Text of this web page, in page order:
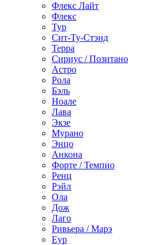
Флекс Лайт
Флекс
Тур
Сит-Ту-Стэнд
Терра
Сириус / Позитано
Астро
Рола
Бэль
Ноале
Лава
Экзе
Мурано
Энцо
Анкона
Форте / Темпио
Ренц
Рэйл
Ола
Дож
Лаго
Ривьера / Марэ
Еур